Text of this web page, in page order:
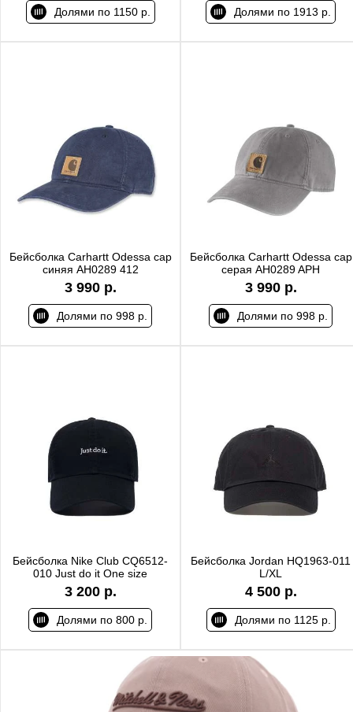
Долями по 1150 р. Долями по 1913 р.
Бейсболка Carhartt Odessa cap
синяя AH0289 412
3 990 р.
Долями по 998 р.
Бейсболка Carhartt Odessa cap
серая AH0289 APH
3 990 р.
Долями по 998 р.
Бейсболка Nike Club CQ6512-
010 Just do it One size
3 200 р.
Долями по 800 р.
Бейсболка Jordan HQ1963-011
L/XL
4 500 р.
Долями по 1125 р.